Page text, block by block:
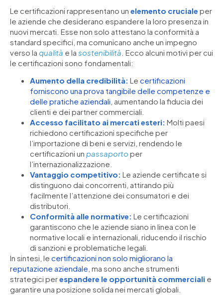
Le certificazioni rappresentano un elemento cruciale per
le aziende che desiderano espandere la loro presenza in
nuovi mercati. Esse non solo attestano la conformità a
standard specifici, ma comunicano anche un impegno
verso la qualità e la sostenibilità . Ecco alcuni motivi per cui
le certificazioni sono fondamentali:
Aumento della credibilità: Le certificazioni
forniscono una prova tangibile delle competenze e
delle pratiche aziendali , aumentando la fiducia dei
clienti e dei partner commerciali.
Accesso facilitato ai mercati esteri: Molti paesi
richiedono certificazioni specifiche per
l’importazione di beni e servizi, rendendo le
certificazioni un passaporto per
l’internazionalizzazione.
Vantaggio competitivo: Le aziende certificate si
distinguono dai concorrenti, attirando più
facilmente l’attenzione dei consumatori e dei
distributori.
Conformità alle normative: Le certificazioni
garantiscono che le aziende siano in linea con le
normative locali e internazionali, riducendo il rischio
di sanzioni e problematiche legali.
In sintesi, le certificazioni non solo migliorano la
reputazione aziendale , ma sono anche strumenti
strategici perespandere le opportunità commerciali e
garantire una posizione solida nei mercati globali.